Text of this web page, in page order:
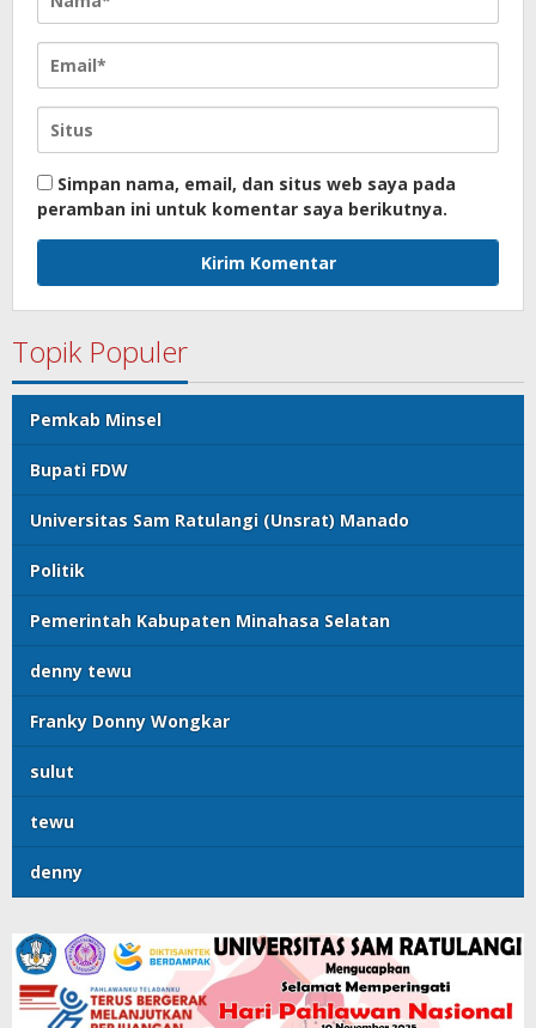
Simpan nama, email, dan situs web saya pada
peramban ini untuk komentar saya berikutnya.
Topik Populer
Pemkab Minsel
Bupati FDW
Universitas Sam Ratulangi (Unsrat) Manado
Politik
Pemerintah Kabupaten Minahasa Selatan
denny tewu
Franky Donny Wongkar
sulut
tewu
denny